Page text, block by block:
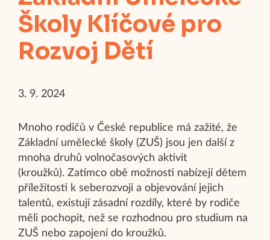
Školy Klíčové pro
Rozvoj Dětí
3. 9. 2024
Mnoho rodičů v České republice má zažité, že
Základní umělecké školy (ZUŠ) jsou jen další z
mnoha druhů volnočasových aktivit
(kroužků). Zatímco obě možnosti nabízejí dětem
příležitosti k seberozvoji a objevování jejich
talentů, existují zásadní rozdíly, které by rodiče
měli pochopit, než se rozhodnou pro studium na
ZUŠ nebo zapojení do kroužků.